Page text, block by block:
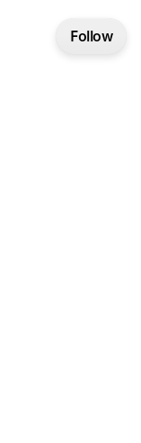
Follow